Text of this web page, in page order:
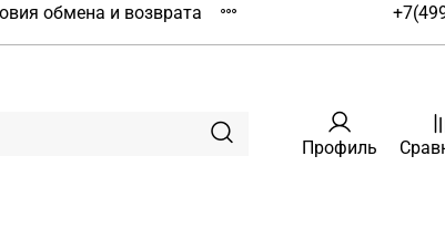
обмена и возврата
Профиль